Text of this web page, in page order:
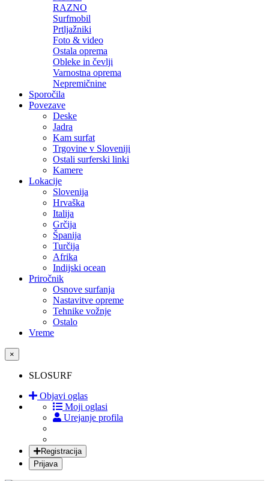
RAZNO
Surfmobil
Prtljažniki
Foto & video
Ostala oprema
Obleke in čevlji
Varnostna oprema
Nepremičnine
Sporočila
Povezave
Deske
Jadra
Kam surfat
Trgovine v Sloveniji
Ostali surferski linki
Kamere
Lokacije
Slovenija
Hrvaška
Italija
Grčija
Španija
Turčija
Afrika
Indijski ocean
Priročnik
Osnove surfanja
Nastavitve opreme
Tehnike vožnje
Ostalo
Vreme
×
SLOSURF
Objavi oglas
Moji oglasi
Urejanje profila
Registracija
Prijava